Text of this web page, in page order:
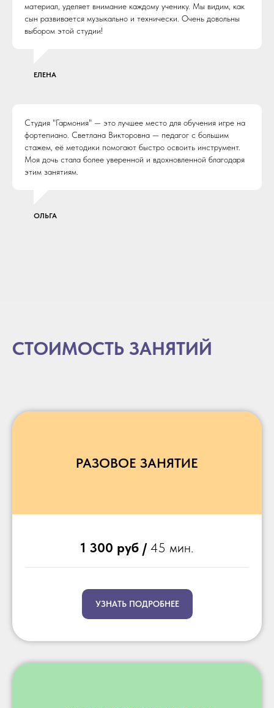
материал, уделяет внимание каждому ученику. Мы видим, как
сын развивается музыкально и технически. Очень довольны
выбором этой студии!
ЕЛЕНА
Студия "Гармония" — это лучшее место для обучения игре на
фортепиано. Светлана Викторовна — педагог с большим
стажем, её методики помогают быстро освоить инструмент.
Моя дочь стала более уверенной и вдохновленной благодаря
этим занятиям.
ОЛЬГА
СТОИМОСТЬ ЗАНЯТИЙ
РАЗОВОЕ ЗАНЯТИЕ
1 300 руб /45 мин.
УЗНАТЬ ПОДРОБНЕЕ